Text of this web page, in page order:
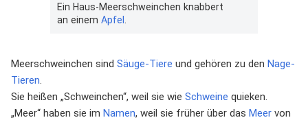
Ein Haus-Meerschweinchen knabbert
an einem Apfel
Meerschweinchen sind Säuge-Tiere und gehören zu den Nage-
Tieren.
Sie heißen „Schweinchen“, weil sie wie Schweine quieken.
„Meer“ haben sie im Namen, weil sie früher über das Meer von